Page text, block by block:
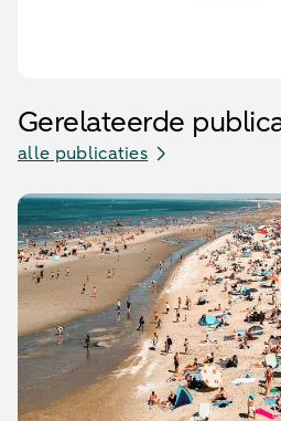
Gerelateerde
alle publicaties